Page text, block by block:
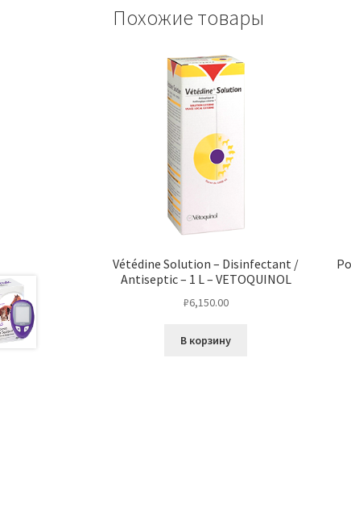
Похожие товары
Vétédine Solution – Disinfectant /
Antiseptic – 1 L – VETOQUINOL
₽6,150.00
В корзину